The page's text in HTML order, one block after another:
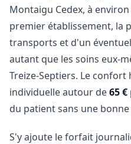
Montaigu Cedex, à
premier établissement, la
transports et d'un
autant que les soins eux-
Treize-Septiers. Le
individuelle autour de65 €
du patient sans une
S'y ajoute le forfait